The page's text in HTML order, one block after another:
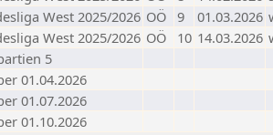
West 2025/2026 OÖ 9 01.03.2026
West 2025/2026 OÖ 10 14.03.2026
5
01.04.2026
01.07.2026
01.10.2026